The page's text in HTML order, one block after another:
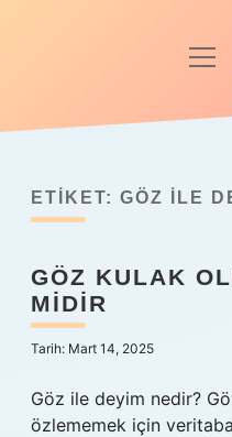
Anasayfa
Yasal Uyarı
Hakkımızda
ETIKET: GÖZ ILE
GÖZ KULAK
MIDIR
Tarih: Mart 14, 2025
Göz ile deyim nedir?
özlememek için